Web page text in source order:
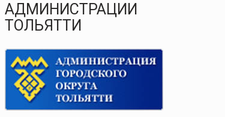
АДМИНИСТРАЦИИ
ТОЛЬЯТТИ